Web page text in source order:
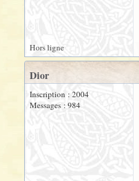
Hors ligne
Dior
Inscription : 2004
Messages : 984